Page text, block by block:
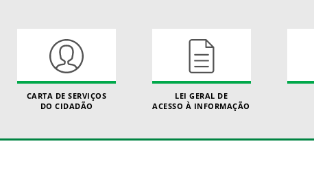
CARTA DE SERVIÇOS
DO CIDADÃO
LEI GERAL DE
ACESSO À INFORMAÇÃO